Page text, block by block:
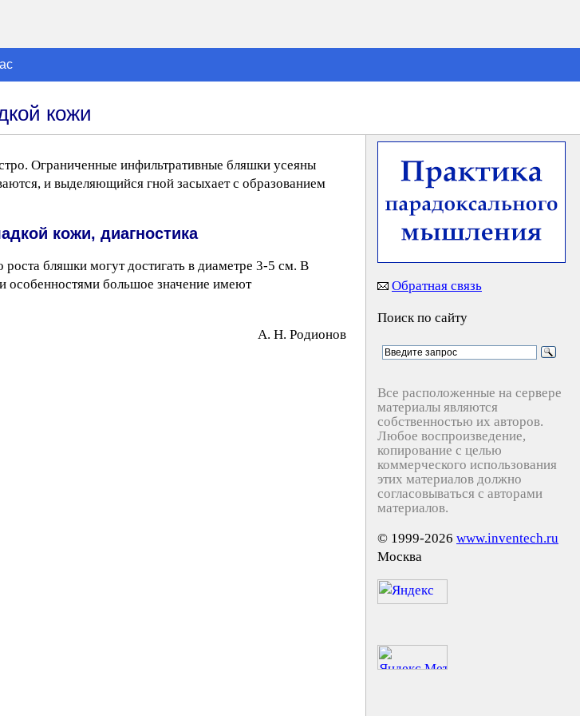
кожи
Ограниченные инфильтративные бляшки усеяны
и выделяющийся гной засыхает с образованием
кожи, диагностика
бляшки могут достигать в диаметре 3-5 см. В
особенностями большое значение имеют
А. Н. Poдиoнoв
Обратная связь
Поиск по сайту
Все расположенные на сервере
материалы являются
собственностью их авторов.
Любое воспроизведение,
копирование с целью
коммерческого использования
этих материалов должно
согласовываться с авторами
материалов.
© 1999-2026 www.inventech.ru
Москва